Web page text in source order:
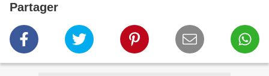
Partager